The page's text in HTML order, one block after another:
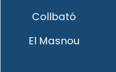
Collbató
El Masnou